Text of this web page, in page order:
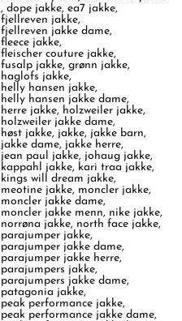
, dope jakke, ea7 jakke,
fjellreven jakke,
fjellreven jakke dame,
fleece jakke,
fleischer couture jakke,
fusalp jakke, grønn jakke,
haglofs jakke,
helly hansen jakke,
helly hansen jakke dame,
herre jakke, holzweiler jakke,
holzweiler jakke dame,
høst jakke, jakke, jakke barn,
jakke dame, jakke herre,
jean paul jakke, johaug jakke,
kappahl jakke, kari traa jakke,
kings will dream jakke,
meotine jakke, moncler jakke,
moncler jakke dame,
moncler jakke menn, nike jakke,
norrøna jakke, north face jakke,
parajumper jakke,
parajumper jakke dame,
parajumper jakke herre,
parajumpers jakke,
parajumpers jakke dame,
patagonia jakke,
peak performance jakke,
peak performance jakke dame,